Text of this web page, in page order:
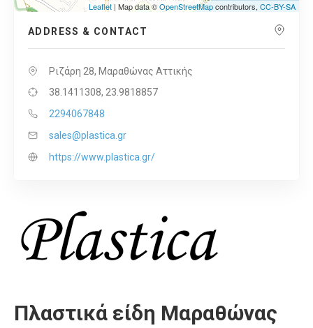
Leaflet | Map data ©OpenStreetMapcontributors, CC-BY-SA
ADDRESS & CONTACT
Ριζάρη 28, Μαραθώνας Αττικής
38.1411308, 23.9818857
2294067848
sales@plastica.gr
https://www.plastica.gr/
Πλαστικά είδη Μαραθώνας